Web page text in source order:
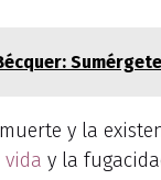
y la
vida y la